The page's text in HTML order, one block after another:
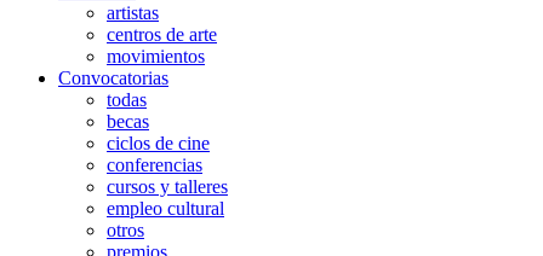
artistas
centros de arte
movimientos
Convocatorias
todas
becas
ciclos de cine
conferencias
cursos y talleres
empleo cultural
otros
premios